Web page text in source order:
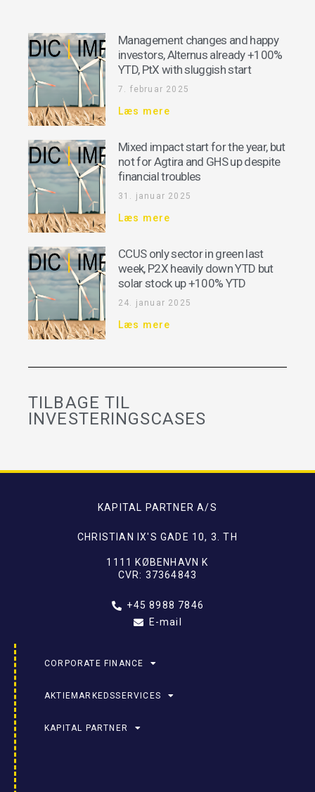
Management changes and happy
investors, Alternus already +100%
YTD, PtX with sluggish start
7. februar 2025
Læs mere
Mixed impact start for the year, but
not for Agtira and GHS up despite
financial troubles
31. januar 2025
Læs mere
CCUS only sector in green last
week, P2X heavily down YTD but
solar stock up +100% YTD
24. januar 2025
Læs mere
TILBAGE TIL
INVESTERINGSCASES
KAPITAL PARTNER A/S
CHRISTIAN IX'S GADE 10, 3. TH
1111 KØBENHAVN K
CVR: 37364843
+45 8988 7846
E-mail
CORPORATE FINANCE
AKTIEMARKEDSSERVICES
KAPITAL PARTNER